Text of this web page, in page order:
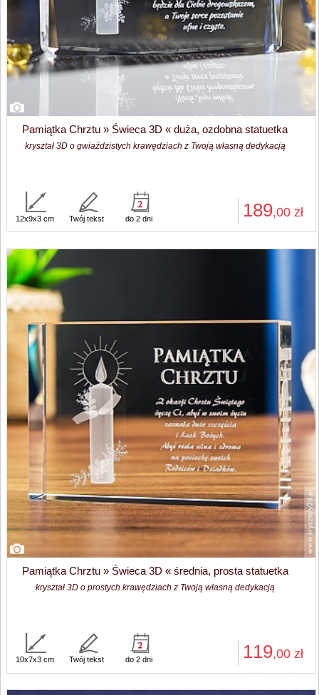
Pamiątka Chrztu » Świeca 3D « duża, ozdobna statuetka
kryształ 3D o gwiaździstych krawędziach z Twoją własną dedykacją
189,00 zł
12x9x3 cm Twój tekst do 2 dni
Pamiątka Chrztu » Świeca 3D « średnia, prosta statuetka
kryształ 3D o prostych krawędziach z Twoją własną dedykacją
119,00 zł
10x7x3 cm Twój tekst do 2 dni